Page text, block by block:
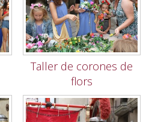
Taller de corones de
flors